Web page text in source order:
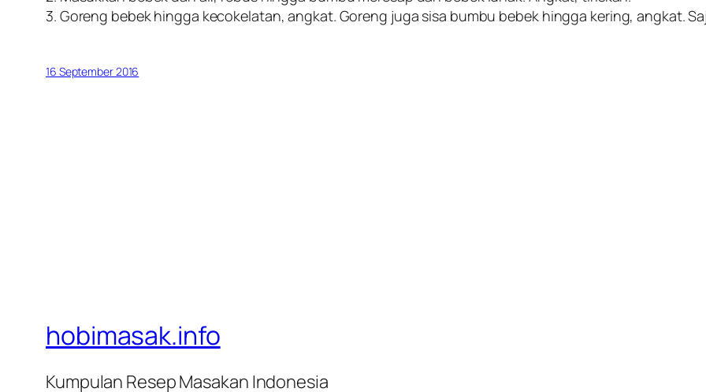
3. Goreng bebek hingga kecokelatan, angkat. Goreng juga sisa bumbu bebek hingga kering, angkat.
16 September 2016
hobimasak.info
Kumpulan Resep Masakan Indonesia